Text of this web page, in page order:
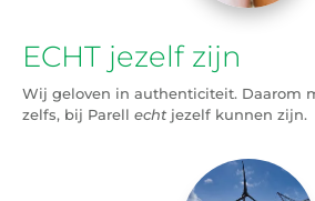
ECHT jezelf zijn
Wij geloven in authenticiteit. Daarom
zelfs, bij Parellechtjezelf kunnen zijn.